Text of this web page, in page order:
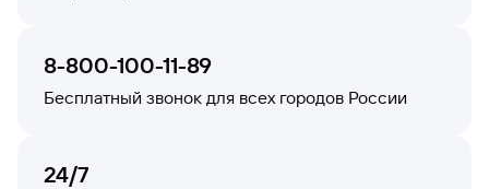
8-800-100-11-89
Бесплатный звонок для всех городов России
24/7